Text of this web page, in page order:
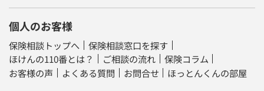
個人のお客様
保険相談トップへ
保険相談窓口を探す
ほけんの110番とは？
ご相談の流れ
保険コラム
お客様の声
よくある質問 お問合せ ほっとんくんの部屋